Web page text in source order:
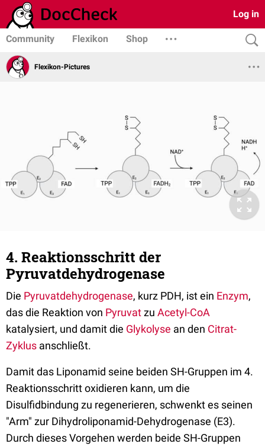
Log in
Community Flexikon Shop
Flexikon-Pictures
4. Reaktionsschritt der
Pyruvatdehydrogenase
Die Pyruvatdehydrogenase, kurz PDH, ist ein Enzym,
das die Reaktion von Pyruvatzu Acetyl-CoA
katalysiert, und damit die Glykolyse an den Citrat-
Zyklus anschließt.
Damit das Liponamid seine beiden SH-Gruppen im 4.
Reaktionsschritt oxidieren kann, um die
Disulfidbindung zu regenerieren, schwenkt es seinen
"Arm" zur Dihydroliponamid-Dehydrogenase (E3).
Durch dieses Vorgehen werden beide SH-Gruppen